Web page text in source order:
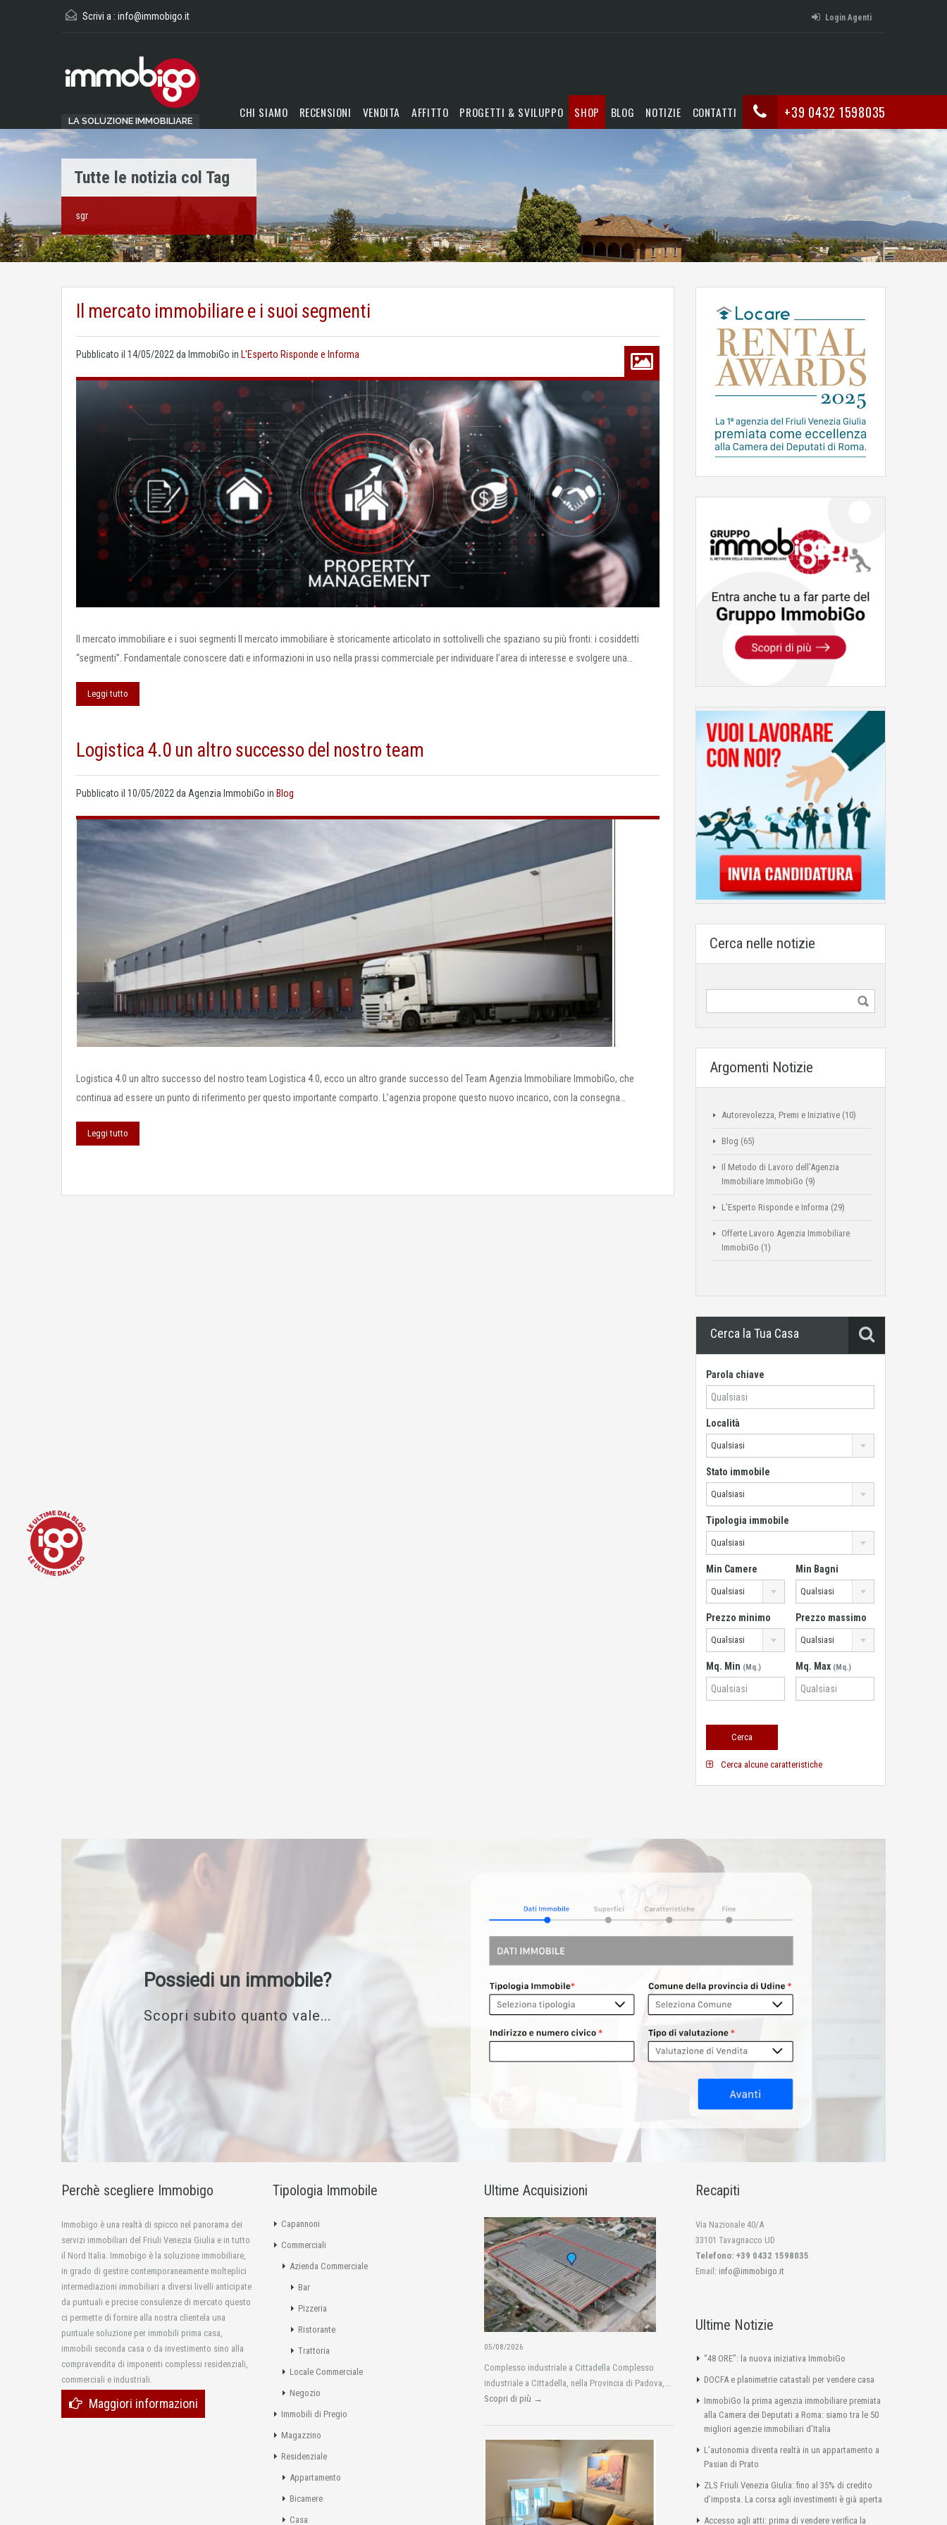
Scrivi a : info@immobigo.it Login Agenti
LA SOLUZIONE IMMOBILIARE +39 0432 1598035
CHI SIAMO RECENSIONI VENDITA AFFITTO PROGETTI & SVILUPPO SHOP BLOG NOTIZIE CONTATTI
Tutte le notizia col Tag
sgr
Il mercato immobiliare e i suoi segmenti
Pubblicato il 14/05/2022 da ImmobiGo in L'Esperto Risponde e Informa
Il mercato immobiliare e i suoi segmenti Il mercato immobiliare è storicamente articolato in sottolivelli che spaziano su più fronti: i cosiddetti
“segmenti”. Fondamentale conoscere dati e informazioni in uso nella prassi commerciale per individuare l’area di interesse e svolgere una…
Leggi tutto
Logistica 4.0 un altro successo del nostro team
Pubblicato il 10/05/2022daAgenzia ImmobiGo in Blog
Logistica 4.0 un altro successo del nostro team Logistica 4.0, ecco un altro grande successo del Team Agenzia Immobiliare ImmobiGo, che
continua ad essere un punto di riferimento per questo importante comparto. L’agenzia propone questo nuovo incarico, con la consegna…
Leggi tutto
Cerca nelle notizie
Argomenti Notizie
Autorevolezza, Premi e Iniziative (10)
Blog (65)
Il Metodo di Lavoro dell'Agenzia
Immobiliare ImmobiGo (9)
L'Esperto Risponde e Informa (29)
Offerte Lavoro Agenzia Immobiliare
ImmobiGo (1)
Cerca la Tua Casa
Parola chiave
Località
Qualsiasi
Stato immobile
Qualsiasi
Tipologia immobile
Qualsiasi
Min Camere
Qualsiasi
Min Bagni
Qualsiasi
Prezzo minimo
Qualsiasi
Prezzo massimo
Qualsiasi
Mq. Min (Mq.) Mq. Max (Mq.)
Cerca alcune caratteristiche
Possiedi un immobile?
Scopri subito quanto vale...
Perchè scegliere Immobigo
Immobigo è una realtà di spicco nel panorama dei
servizi immobiliari del Friuli Venezia Giulia e in tutto
il Nord Italia. Immobigo è la soluzione immobiliare,
in grado di gestire contemporaneamente molteplici
intermediazioni immobiliari a diversi livelli anticipate
da puntuali e precise consulenze di mercato questo
ci permette di fornire alla nostra clientela una
puntuale soluzione per immobili prima casa,
immobili seconda casa o da investimento sino alla
compravendita di imponenti complessi residenziali,
commerciali e industriali.
Maggiori informazioni
Tipologia Immobile
Capannoni
Commerciali
Azienda Commerciale
Bar
Pizzeria
Ristorante
Trattoria
Locale Commerciale
Negozio
Immobili di Pregio
Magazzino
Residenziale
Appartamento
Bicamere
Casa
Ultime Acquisizioni
05/08/2026
Complesso industriale a Cittadella Complesso
industriale a Cittadella, nella Provincia di Padova,...
Scopri di più →
Recapiti
Via Nazionale 40/A
33101 Tavagnacco UD
Telefono: +39 0432 1598035
Email: info@immobigo.it
Ultime Notizie
“48 ORE”: la nuova iniziativa ImmobiGo
DOCFA e planimetrie catastali per vendere casa
ImmobiGo la prima agenzia immobiliare premiata
alla Camera dei Deputati a Roma: siamo tra le 50
migliori agenzie immobiliari d’Italia
L’autonomia diventa realtà in un appartamento a
Pasian di Prato
ZLS Friuli Venezia Giulia: fino al 35% di credito
d’imposta. La corsa agli investimenti è già aperta
Accesso agli atti: prima di vendere verifica la